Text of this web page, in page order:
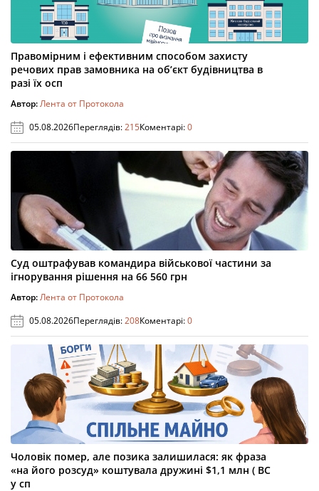
Правомірним і ефективним способом захисту
речових прав замовника на об’єкт будівництва в
разі їх осп
Автор:Лента от Протокола
05.08.2026Переглядів:215Коментарі:0
Суд оштрафував командира військової частини за
ігнорування рішення на 66 560 грн
Автор:Лента от Протокола
05.08.2026Переглядів:208Коментарі:0
Чоловік помер, але позика залишилася: як фраза
«на його розсуд» коштувала дружині $1,1 млн ( ВС
у сп